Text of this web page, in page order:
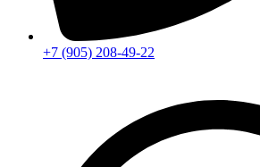
+7 (905) 208-49-22